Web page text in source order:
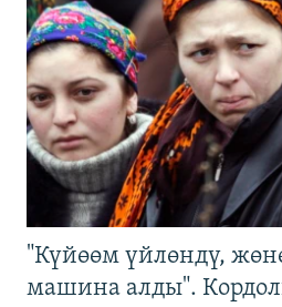
"Күйөөм үйлөндү,
машина алды".